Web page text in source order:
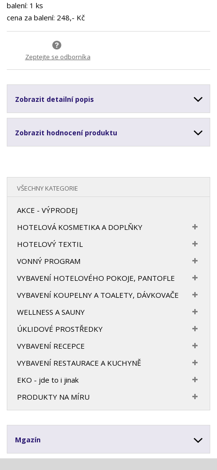
balení: 1 ks
cena za balení: 248,- Kč
Zeptejte se odborníka
Zobrazit detailní popis
Zobrazit hodnocení produktu
VŠECHNY KATEGORIE
AKCE - VÝPRODEJ
HOTELOVÁ KOSMETIKA A DOPLŇKY
HOTELOVÝ TEXTIL
VONNÝ PROGRAM
VYBAVENÍ HOTELOVÉHO POKOJE, PANTOFLE
VYBAVENÍ KOUPELNY A TOALETY, DÁVKOVAČE
WELLNESS A SAUNY
ÚKLIDOVÉ PROSTŘEDKY
VYBAVENÍ RECEPCE
VYBAVENÍ RESTAURACE A KUCHYNĚ
EKO - jde to i jinak
PRODUKTY NA MÍRU
Mgazín